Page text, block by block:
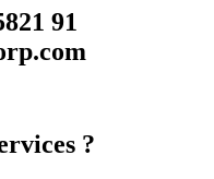
91
?